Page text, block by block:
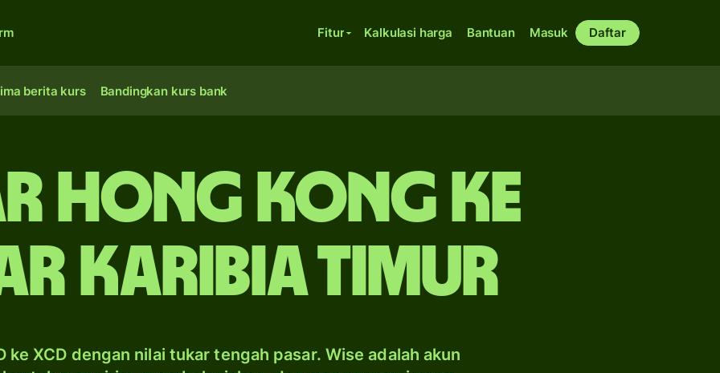
Fitur Kalkulasi harga Bantuan Masuk Daftar
berita kurs Bandingkan kurs bank
Hong Kong ke
Karibia Timur
ke XCD dengan nilai tukar tengah pasar. Wise adalah akun